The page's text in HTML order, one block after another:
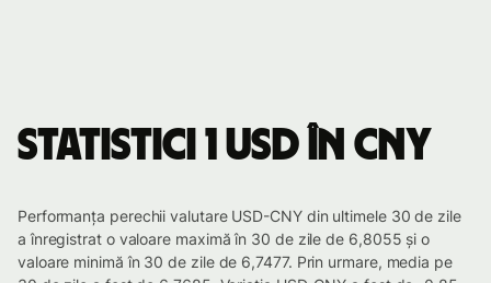
Statistici 1 USD în CNY
Performanța perechii valutare USD-CNY din ultimele 30 de zile
a înregistrat o valoare maximă în 30 de zile de 6,8055 și o
valoare minimă în 30 de zile de 6,7477. Prin urmare, media pe